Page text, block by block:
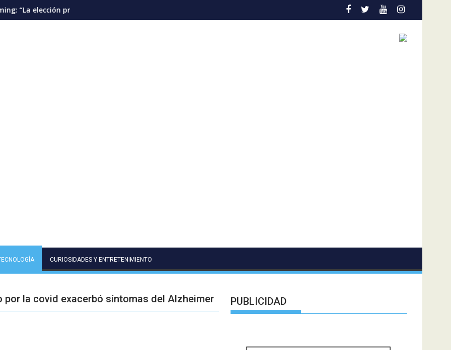
debería pautarse para diciembre de 2028”
Cáncer de pulmón en Venezuela: la detección temprana es la gran aliada para salvar vidas
CURIOSIDADES Y ENTRETENIMIENTO
la covid exacerbó síntomas del Alzheimer PUBLICIDAD